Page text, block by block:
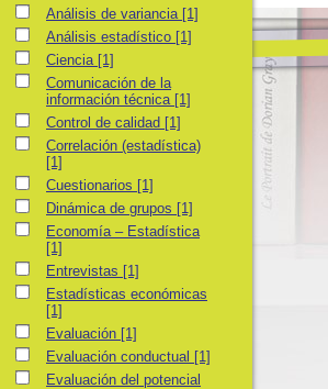
Análisis de variancia
Análisis de variancia [1]
Análisis estadístico
Análisis estadístico [1]
CienciaCiencia [1]
Comunicación de la información técnica
Comunicación de la
información técnica [1]
Control de calidad
Control de calidad [1]
Correlación (estadística)
Correlación (estadística)
[1]
Cuestionarios
Cuestionarios [1]
Dinámica de grupos
Dinámica de grupos [1]
Economía – Estadística
Economía – Estadística
[1]
Entrevistas
Entrevistas [1]
Estadísticas económicas
Estadísticas económicas
[1]
Evaluación
Evaluación [1]
Evaluación conductual
Evaluación conductual [1]
Evaluación del potencial de aprendizaje
Evaluación del potencial